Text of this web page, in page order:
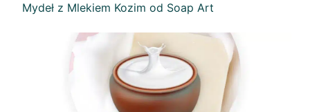
Mydeł z Mlekiem Kozim od Soap Art